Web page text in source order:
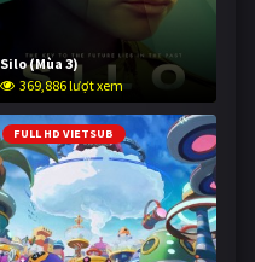
Silo (Mùa 3)
369,886 lượt xem
FULL HD VIETSUB